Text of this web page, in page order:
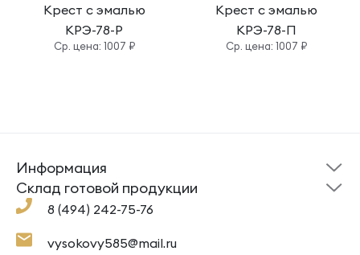
Крест с эмалью
КРЭ-78-Р
Cр. цена: 1007 ₽
Крест с эмалью
КРЭ-78-П
Cр. цена: 1007 ₽
8 (494) 242-75-76
vysokovy585@mail.ru
Информация
Склад готовой
продукции
Под заказ
О компании
Помощь
Cклад готовой продукции
Кресты
Кольца
Подвески
Ложки
Крестильные наборы